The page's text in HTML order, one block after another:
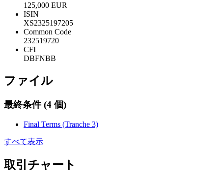
125,000 EUR
ISIN
XS2325197205
Common Code
232519720
CFI
DBFNBB
ファイル
最終条件 (4 個)
Final Terms (Tranche 3)
すべて表示
取引チャート